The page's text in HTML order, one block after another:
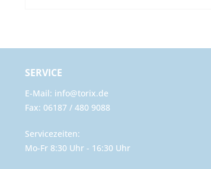
SERVICE
E-Mail: info@torix.de
Fax: 06187 / 480 9088
Servicezeiten:
Mo-Fr 8:30 Uhr - 16:30 Uhr